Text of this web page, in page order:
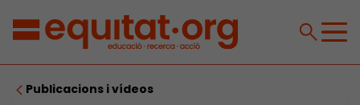
Publicacions i vídeos